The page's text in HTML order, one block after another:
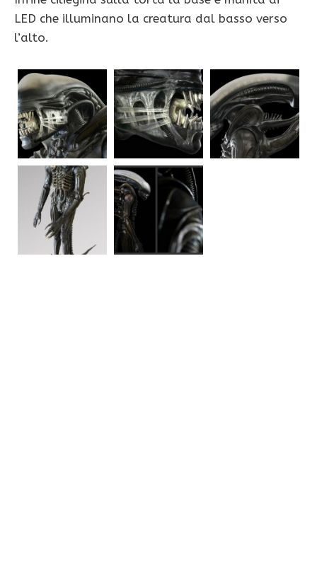
LED che illuminano la creatura dal basso verso
l’alto.